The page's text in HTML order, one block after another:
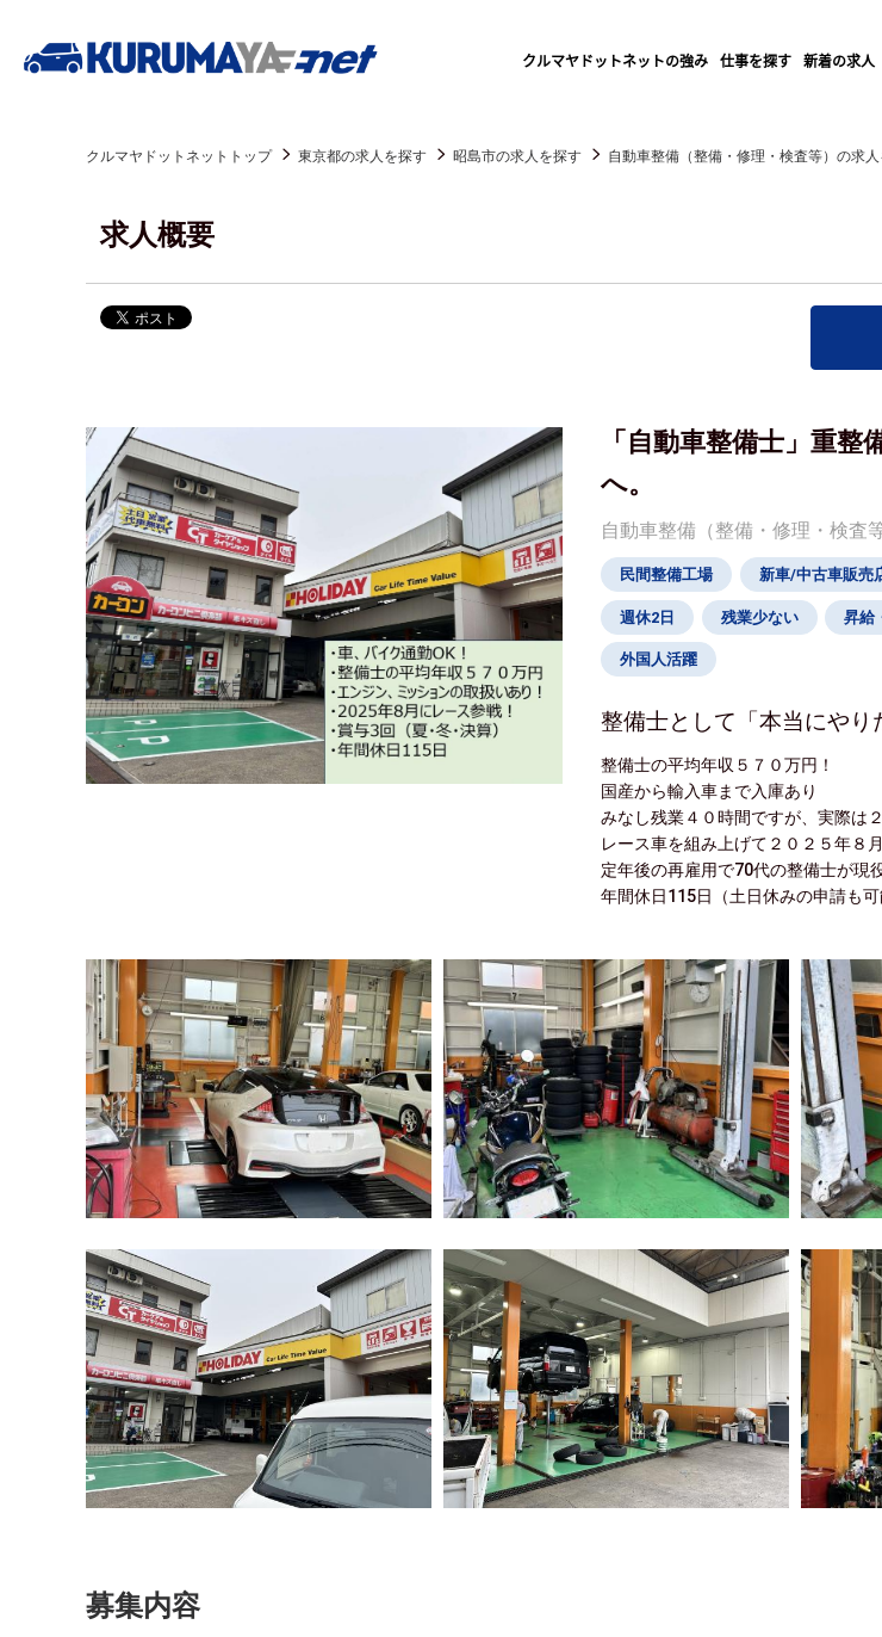
クルマヤドットネットの強み 仕事を探す 新着の求人
クルマヤドットネットトップ 東京都の求人を探す 昭島市の求人を探す 自動車整備（整備・修理・検査等）の求
求人概要
「自動車整備士」重
へ。
自動車整備（整備・修理・検査等
民間整備工場 新車/中古車販売
週休2日 残業少ない 昇給
外国人活躍
整備士として「本当にやり
整備士の平均年収５７０万円！
国産から輸入車まで入庫あり
みなし残業４０時間ですが、実際は
レース車を組み上げて２０２５年８
定年後の再雇用で70代の整備士が現
年間休日115日（土日休みの申請も可
募集内容